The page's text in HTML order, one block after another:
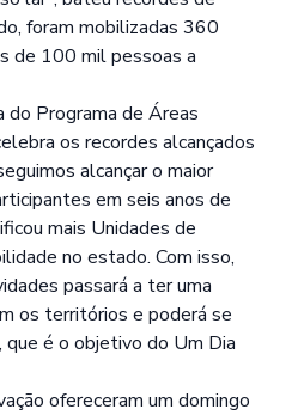
foram mobilizadas 360
de 100 mil pessoas a
do Programa de Áreas
os recordes alcançados
alcançar o maior
em seis anos de
mais Unidades de
no estado. Com isso,
passará a ter uma
os territórios e poderá se
que é o objetivo do Um Dia
ofereceram um domingo